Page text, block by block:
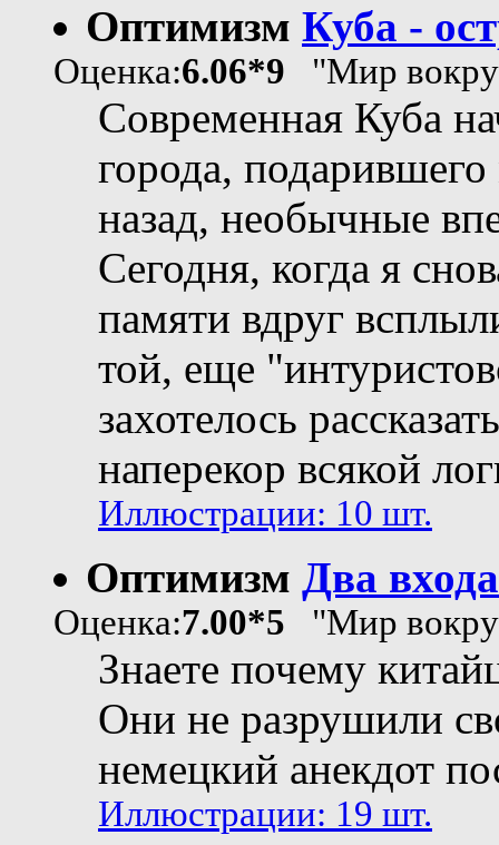
Оптимизм Куба -
Оценка:6.06*9 "Мир
Современная Куба
города, подарившего
назад, необычные
Сегодня, когда я
памяти вдруг
той, еще
захотелось
наперекор всякой
Иллюстрации: 10 шт.
Оптимизм Два
Оценка:7.00*5 "Мир
Знаете почему
Они не разрушили
немецкий анекдот
Иллюстрации: 19 шт.